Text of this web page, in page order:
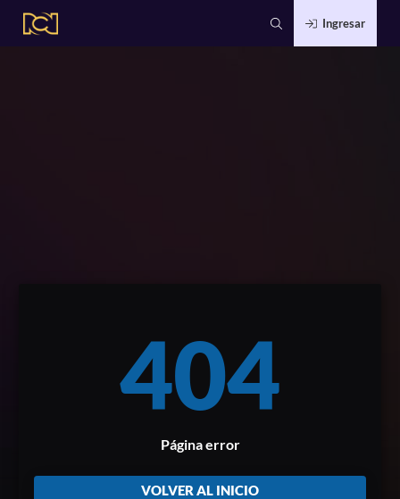
Ingresar
404
Página error
VOLVER AL INICIO